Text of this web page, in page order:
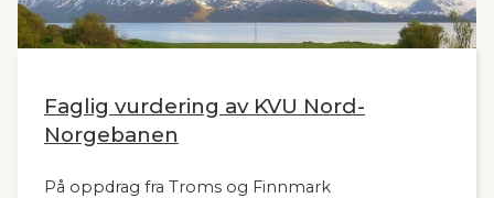
Faglig vurdering av KVU Nord-
Norgebanen
På oppdrag fra Troms og Finnmark